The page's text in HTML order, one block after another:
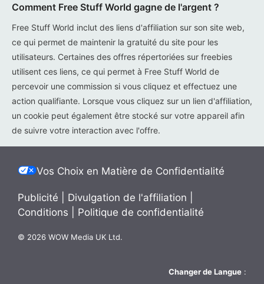
Comment Free Stuff World gagne de l'argent ?
Free Stuff World inclut des liens d'affiliation sur son site web,
ce qui permet de maintenir la gratuité du site pour les
utilisateurs. Certaines des offres répertoriées sur freebies
utilisent ces liens, ce qui permet à Free Stuff World de
percevoir une commission si vous cliquez et effectuez une
action qualifiante. Lorsque vous cliquez sur un lien d'affiliation,
un cookie peut également être stocké sur votre appareil afin
de suivre votre interaction avec l'offre.
Vos Choix en Matière de Confidentialité
Publicité Divulgation de l'affiliation
Conditions
Politique de confidentialité
© 2026 WOW Media UK Ltd.
Changer de Langue :